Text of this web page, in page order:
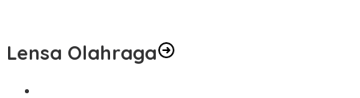
Lensa Olahraga